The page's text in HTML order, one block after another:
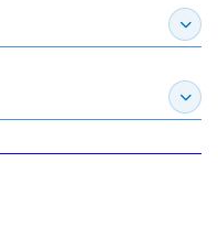
展開
展開